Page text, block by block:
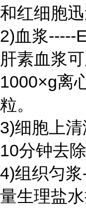
和红细胞迅
2)血浆-----
肝素血浆可
1000×g离
粒。
3)细胞上
10分钟去
4)组织匀
量生理盐